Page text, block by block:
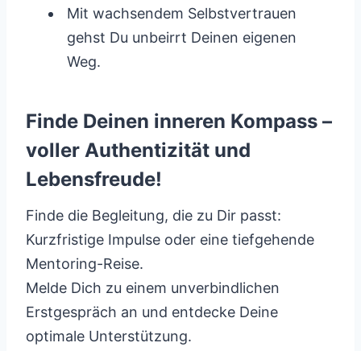
Mit wachsendem Selbstvertrauen
gehst Du unbeirrt Deinen eigenen
Weg.
Finde Deinen inneren Kompass –
voller Authentizität und
Lebensfreude!
Finde die Begleitung, die zu Dir passt:
Kurzfristige Impulse oder eine tiefgehende
Mentoring-Reise.
Melde Dich zu einem unverbindlichen
Erstgespräch an und entdecke Deine
optimale Unterstützung.